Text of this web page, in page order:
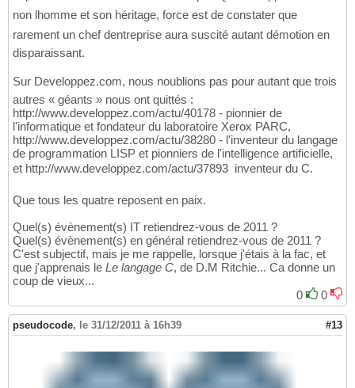
non lhomme et son héritage, force est de constater que
rarement un chef dentreprise aura suscité autant démotion en
disparaissant.
Sur Developpez.com, nous noublions pas pour autant que trois
autres « géants » nous ont quittés :
http://www.developpez.com/actu/40178 - pionnier de
l'informatique et fondateur du laboratoire Xerox PARC,
http://www.developpez.com/actu/38280 - l'inventeur du langage
de programmation LISP et pionniers de l'intelligence artificielle,
et http://www.developpez.com/actu/37893  inventeur du C.
Que tous les quatre reposent en paix.
Quel(s) évènement(s) IT retiendrez-vous de 2011 ?
Quel(s) évènement(s) en général retiendrez-vous de 2011 ?
C'est subjectif, mais je me rappelle, lorsque j'étais à la fac, et
que j'apprenais le Le langage C, de D.M Ritchie... Ca donne un
coup de vieux...
0
0
pseudocode, le 31/12/2011 à 16h39 #13